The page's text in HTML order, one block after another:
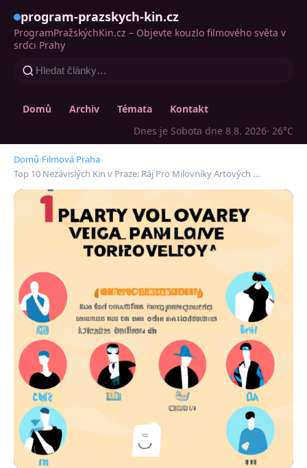
program-prazskych-kin.cz
ProgramPražskýchKin.cz – Objevte kouzlo filmového světa v
srdci Prahy
Domů Archiv Témata
Kontakt
Dnes je Sobota dne 8 8. 2026· 26°C
Domů›Filmová Praha›
Top 10 Nezávislých Kin v Praze: Ráj Pro Milovníky Artových …